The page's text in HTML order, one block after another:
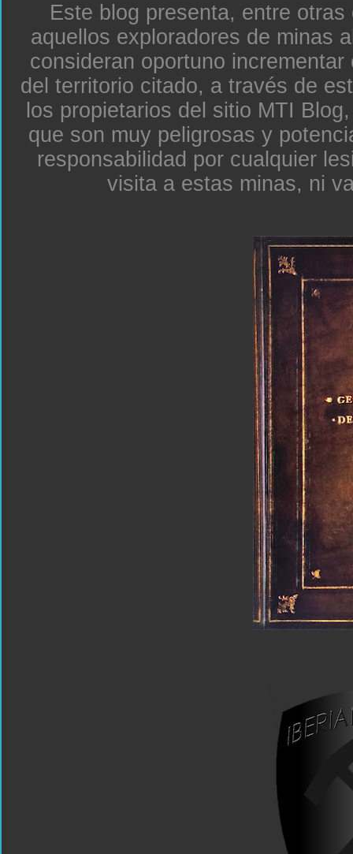
Este blog presenta, entre
aquellos exploradores de minas
consideran oportuno
del territorio citado, a través de
los propietarios del sitio MTI
que son muy peligrosas y
responsabilidad por cualquier
visita a estas minas, ni